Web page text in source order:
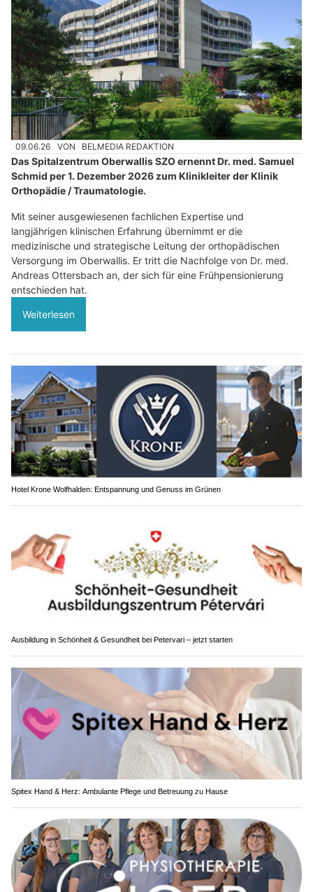
09.06.26 VON BELMEDIA REDAKTION
Das Spitalzentrum Oberwallis SZO ernennt Dr. med. Samuel
Schmid per 1. Dezember 2026 zum Klinikleiter der Klinik
Orthopädie / Traumatologie.
Mit seiner ausgewiesenen fachlichen Expertise und
langjährigen klinischen Erfahrung übernimmt er die
medizinische und strategische Leitung der orthopädischen
Versorgung im Oberwallis. Er tritt die Nachfolge von Dr. med.
Andreas Ottersbach an, der sich für eine Frühpensionierung
entschieden hat.
Weiterlesen
Hotel Krone Wolfhalden: Entspannung und Genuss im Grünen
Ausbildung in Schönheit & Gesundheit bei Petervari – jetzt starten
Spitex Hand & Herz: Ambulante Pflege und Betreuung zu Hause